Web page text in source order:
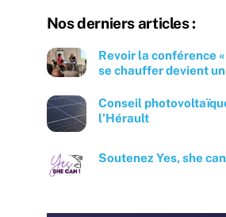
Nos derniers articles :
Revoir la conférence
se chauffer devient
Conseil
l’Hérault
Soutenez Yes, she